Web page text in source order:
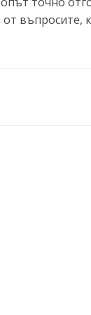
въпросите,